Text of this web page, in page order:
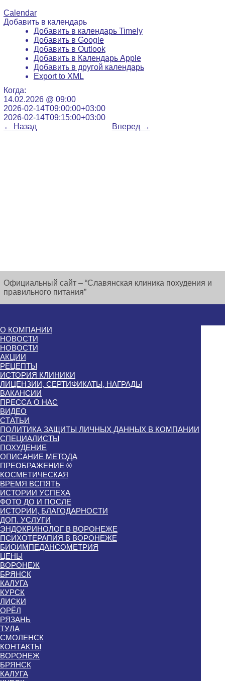
Calendar
Добавить в календарь
Добавить в календарь Timely
Добавить в Google
Добавить в Outlook
Добавить в Календарь Apple
Добавить в другой календарь
Export to XML
Когда:
14.02.2026 @ 09:00
2026-02-14T09:00:00+03:00
2026-02-14T09:15:00+03:00
← Назад Вперед →
Официальный сайт – “Славянская клиника похудения и
правильного питания”
О КОМПАНИИ
НОВОСТИ
НОВОСТИ
АКЦИИ
РЕЦЕПТЫ
ИСТОРИЯ КЛИНИКИ
ЛИЦЕНЗИИ, СЕРТИФИКАТЫ, НАГРАДЫ
ВАКАНСИИ
ПРЕССА О НАС
ВИДЕО
СТАТЬИ
ПОЛИТИКА ЗАЩИТЫ ЛИЧНЫХ ДАННЫХ В КОМПАНИИ
СПЕЦИАЛИСТЫ
ПОХУДЕНИЕ
ОПИСАНИЕ МЕТОДА
ПРЕОБРАЖЕНИЕ ®
КОСМЕТИЧЕСКАЯ
ВРЕМЯ ВСПЯТЬ
ИСТОРИИ УСПЕХА
ФОТО ДО И ПОСЛЕ
ИСТОРИИ, БЛАГОДАРНОСТИ
ДОП. УСЛУГИ
ЭНДОКРИНОЛОГ В ВОРОНЕЖЕ
ПСИХОТЕРАПИЯ В ВОРОНЕЖЕ
БИОИМПЕДАНСОМЕТРИЯ
ЦЕНЫ
ВОРОНЕЖ
БРЯНСК
КАЛУГА
КУРСК
ЛИСКИ
ОРЁЛ
РЯЗАНЬ
ТУЛА
СМОЛЕНСК
КОНТАКТЫ
ВОРОНЕЖ
БРЯНСК
КАЛУГА